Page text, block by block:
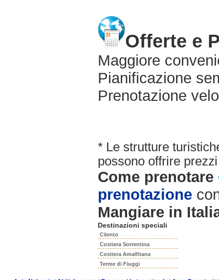
Offerte e
Maggiore
Pianificazione
Prenotazione
* Le strutture
possono offrire
Come prenotare
prenotazione
Mangiare in
Destinazioni speciali
Cilento
Costiera Sorrentina
Costiera Amalfitana
Terme di Fiuggi